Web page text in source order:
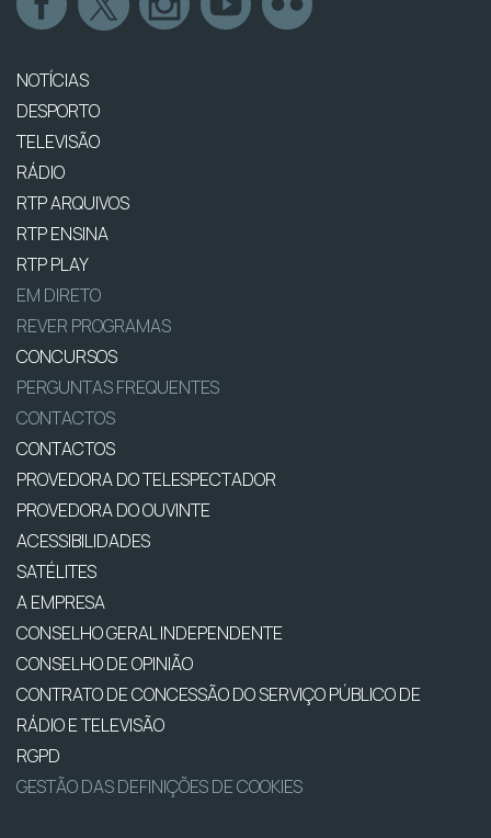
NOTÍCIAS
DESPORTO
TELEVISÃO
RÁDIO
RTP ARQUIVOS
RTP ENSINA
RTP PLAY
EM DIRETO
REVER PROGRAMAS
CONCURSOS
PERGUNTAS FREQUENTES
CONTACTOS
CONTACTOS
PROVEDORA DO TELESPECTADOR
PROVEDORA DO OUVINTE
ACESSIBILIDADES
SATÉLITES
A EMPRESA
CONSELHO GERAL INDEPENDENTE
CONSELHO DE OPINIÃO
CONTRATO DE CONCESSÃO DO SERVIÇO PÚBLICO DE
RÁDIO E TELEVISÃO
RGPD
GESTÃO DAS DEFINIÇÕES DE COOKIES